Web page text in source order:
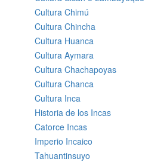
Cultura Chimú
Cultura Chincha
Cultura Huanca
Cultura Aymara
Cultura Chachapoyas
Cultura Chanca
Cultura Inca
Historia de los Incas
Catorce Incas
Imperio Incaico
Tahuantinsuyo